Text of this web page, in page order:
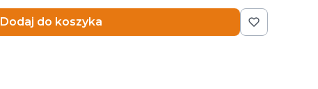
Dodaj do koszyka